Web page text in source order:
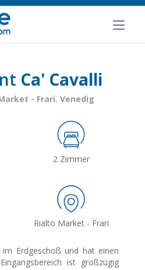
Ca' Cavalli
- Frari, Venedig
2 Zimmer
Rialto Market - Frari
Erdgeschoß und hat einen
ist großzügig